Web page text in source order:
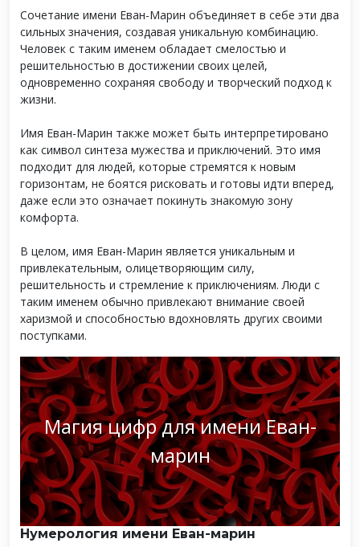
Сочетание имени Еван-Марин объединяет в себе эти два
сильных значения, создавая уникальную комбинацию.
Человек с таким именем обладает смелостью и
решительностью в достижении своих целей,
одновременно сохраняя свободу и творческий подход к
жизни.
Имя Еван-Марин также может быть интерпретировано
как символ синтеза мужества и приключений. Это имя
подходит для людей, которые стремятся к новым
горизонтам, не боятся рисковать и готовы идти вперед,
даже если это означает покинуть знакомую зону
комфорта.
В целом, имя Еван-Марин является уникальным и
привлекательным, олицетворяющим силу,
решительность и стремление к приключениям. Люди с
таким именем обычно привлекают внимание своей
харизмой и способностью вдохновлять других своими
поступками.
Магия цифр для имени Еван-
марин
Нумерология имени Еван-марин